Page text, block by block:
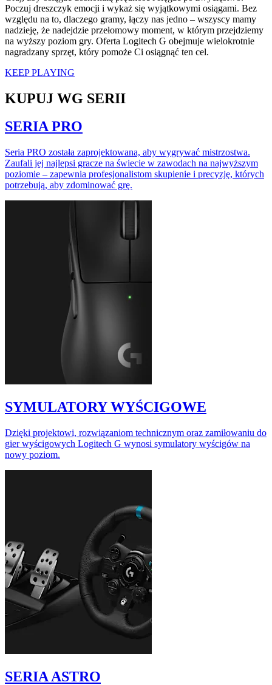
Poczuj dreszczyk emocji i wykaż się wyjątkowymi osiągami. Bez
względu na to, dlaczego gramy, łączy nas jedno – wszyscy mamy
nadzieję, że nadejdzie przełomowy moment, w którym przejdziemy
na wyższy poziom gry. Oferta Logitech G obejmuje wielokrotnie
nagradzany sprzęt, który pomoże Ci osiągnąć ten cel.
KEEP PLAYING
KUPUJ WG SERII
SERIA PRO
Seria PRO została zaprojektowana, aby wygrywać mistrzostwa.
Zaufali jej najlepsi gracze na świecie w zawodach na najwyższym
poziomie – zapewnia profesjonalistom skupienie i precyzję, których
potrzebują, aby zdominować grę.
SYMULATORY WYŚCIGOWE
Dzięki projektowi, rozwiązaniom technicznym oraz zamiłowaniu do
gier wyścigowych Logitech G wynosi symulatory wyścigów na
nowy poziom.
SERIA ASTRO